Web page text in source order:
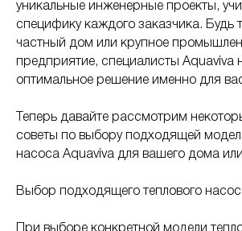
уникальные инженерные проекты,
специфику каждого заказчика. Будь
частный дом или крупное
предприятие, специалисты Aquaviva
оптимальное решение именно для
Теперь давайте рассмотрим
советы по выбору подходящей
насоса Aquaviva для вашего дома
Выбор подходящего теплового
При выборе конкретной модели